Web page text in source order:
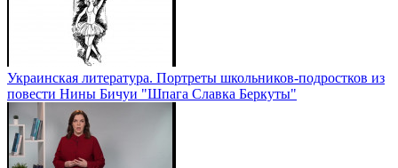
Украинская литература. Портреты школьников-подростков из
повести Нины Бичуи "Шпага Славка Беркуты"